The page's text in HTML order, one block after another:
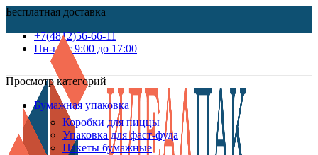
Бесплатная доставка
+7(4812)56-66-11
Пн-пт c 9:00 до 17:00
Просмотр категорий
Бумажная упаковка
Коробки для пиццы
Упаковка для фаст-фуда
Пакеты бумажные